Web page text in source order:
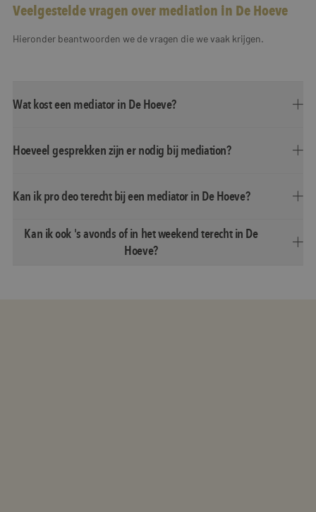
Veelgestelde vragen over mediation in De Hoeve
Hieronder beantwoorden we de vragen die we vaak krijgen.
Wat kost een mediator in De Hoeve?
Hoeveel gesprekken zijn er nodig bij mediation?
Kan ik pro deo terecht bij een mediator in De Hoeve?
Kan ik ook 's avonds of in het weekend terecht in De
Hoeve?